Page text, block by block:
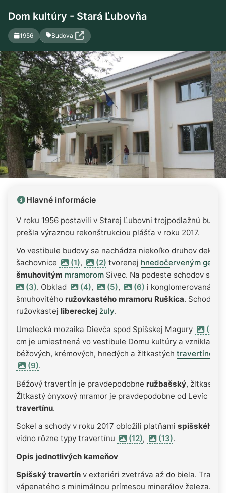
Dom kultúry - Stará Ľubovňa
1956 Budova
Hlavné informácie
V roku 1956 postavili v Starej Ľubovni trojpodlažnú
prešla výraznou rekonštrukciou plášťa v roku 2017.
Vo vestibule budovy sa nachádza niekoľko druhov
šachovnice
(1), (2) tvorenej hnedočerveným
šmuhovitým mramorom Sivec. Na podeste schodov sa
(3). Obklad (4), (5), (6) i konglomerovaná
šmuhovitého ružovkastého mramoru Ruškica.
ružovkastej libereckej žuly.
Umelecká mozaika Dievča spod Spišskej Magury
(8)
cm je umiestnená vo vestibule Domu kultúry a vznikla v
béžových, krémových, hnedých a žltkastých travertínov
(9).
Béžový travertín je pravdepodobne ružbašský, žltkastý
Žltkastý ónyxový mramor je pravdepodobne od Levíc (
travertínu.
Sokel a schody v roku 2017 obložili platňami spišského
vidno rôzne typy travertínu
(12), (13).
Opis jednotlivých kameňov
Spišský travertín v exteriéri zvetráva až do biela.
vápenatého s minimálnou prímesou minerálov železa.